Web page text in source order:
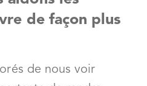
de façon plus
de nous voir